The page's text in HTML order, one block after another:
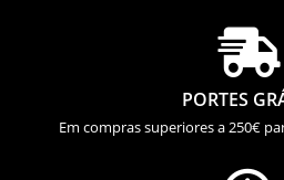

PORTES
Em compras superiores a 250€